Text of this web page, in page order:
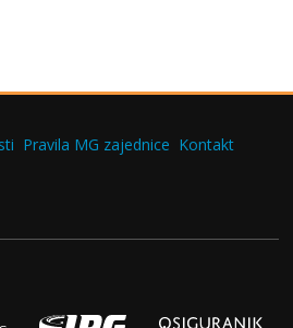
Pravila MG zajednice Kontakt